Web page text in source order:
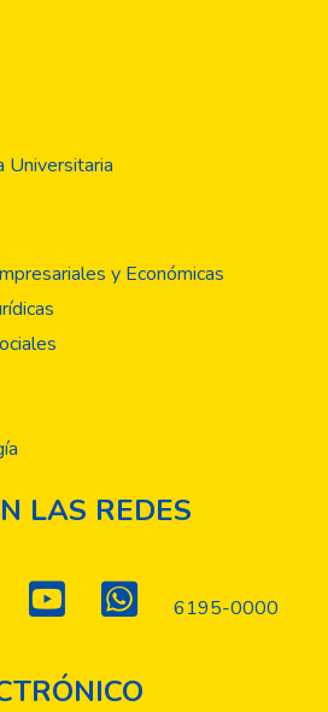
en los últimos 12 meses y
el último mes; al relacionarlo con el
edad con consumo de cigarrillos
que en las edades de 19 a 24
la edad de 23 a 24 años con
porcentajes. Se encontraron
en la vida (χ2=182,49, P≈0,000);
12 meses (χ2=111,24, P≈0,000)
30 días (χ2=87,74, P≈0,000). La
de inicio de consumo de
de cigarrillos u otras formas de
los estudiantes universitarios
lo cual indica que es
realizar estudios de prevención
el consumo y desarrollar
definidos.
Universitaria
y Económicas
LAS REDES
6195-0000